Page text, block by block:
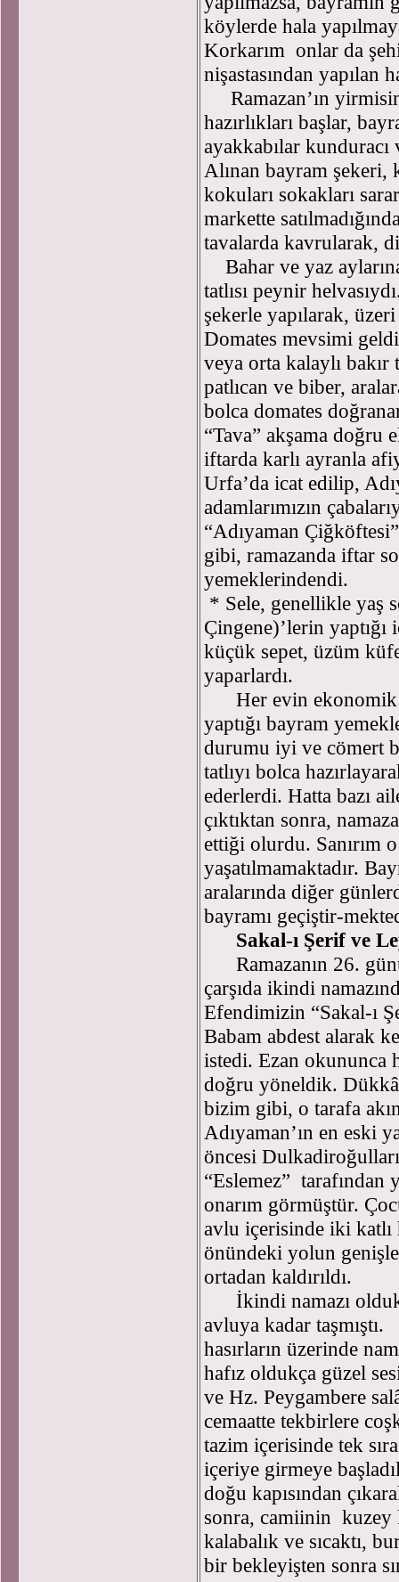
köylerde hala
Korkarım onlar da
nişastasından yapılan
Ramazan’ın
hazırlıkları başlar,
ayakkabılar
Alınan bayram
kokuları sokakları
markette
tavalarda kavrularak,
Bahar ve yaz
tatlısı peynir
şekerle yapılarak,
Domates mevsimi
veya orta kalaylı bakır
patlıcan ve biber,
bolca domates
“Tava” akşama doğru
iftarda karlı ayranla
Urfa’da icat edilip,
adamlarımızın
“Adıyaman
gibi, ramazanda iftar
yemeklerindendi.
* Sele, genellikle yaş
Çingene)’lerin
küçük sepet, üzüm
yaparlardı.
Her evin ekonomik
yaptığı bayram
durumu iyi ve cömert
tatlıyı bolca
ederlerdi. Hatta bazı
çıktıktan sonra,
ettiği olurdu. Sanırım
yaşatılmamaktadır.
aralarında diğer
bayramı geçiştir-
Sakal-ı Şerif ve
Ramazanın 26.
çarşıda ikindi
Efendimizin “Sakal-ı
Babam abdest alarak
istedi. Ezan okununca
doğru yöneldik.
bizim gibi, o tarafa
Adıyaman’ın en eski
öncesi
“Eslemez” tarafından
onarım görmüştür.
avlu içerisinde iki katlı
önündeki yolun
ortadan kaldırıldı.
İkindi namazı
avluya kadar
hasırların üzerinde
hafız oldukça güzel
ve Hz. Peygambere
cemaatte tekbirlere
tazim içerisinde tek
içeriye girmeye
doğu kapısından
sonra, camiinin kuzey
kalabalık ve sıcaktı,
bir bekleyişten sonra